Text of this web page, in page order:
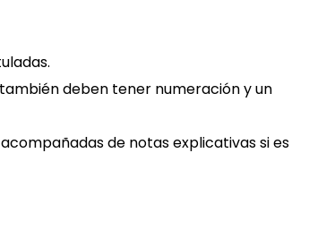
deben tener numeración y un
de notas explicativas si es